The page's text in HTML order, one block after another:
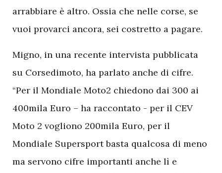
arrabbiare è altro. Ossia che nelle corse, se
vuoi provarci ancora, sei costretto a pagare.
Migno, in una recente intervista pubblicata
su Corsedimoto, ha parlato anche di cifre.
“Per il Mondiale Moto2 chiedono dai 300 ai
400mila Euro – ha raccontato - per il CEV
Moto 2 vogliono 200mila Euro, per il
Mondiale Supersport basta qualcosa di meno
ma servono cifre importanti anche lì e